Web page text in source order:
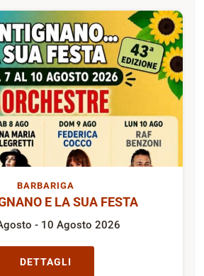
BARBARIGA
E LA SUA FESTA
- 10 Agosto 2026
DETTAGLI